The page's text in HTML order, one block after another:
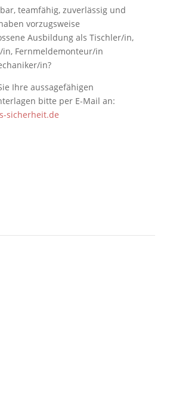
teamfähig, zuverlässig und
vorzugsweise
Ausbildung als Tischler/in,
Fernmeldemonteur/in
in?
Ihre aussagefähigen
bitte per E-Mail an:
sicherheit.de